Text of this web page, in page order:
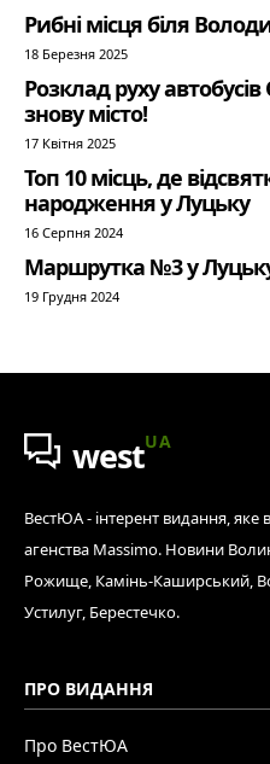
Рибні місця біля
18 Березня 2025
Розклад руху
знову місто!
17 Квітня 2025
Топ 10 місць, де
народження у Луцьку
16 Серпня 2024
Маршрутка №3 у
19 Грудня 2024
westUA
ВестЮА - інтерент видання, яке
агенства Massimo. Новини
Рожище, Камінь-Каширський,
Устилуг, Берестечко.
ПРО ВИДАННЯ
Про ВестЮА